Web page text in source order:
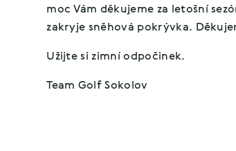
moc Vám děkujeme za letošní
zakryje sněhová pokrývka.
Užijte si zimní odpočinek.
Team Golf Sokolov